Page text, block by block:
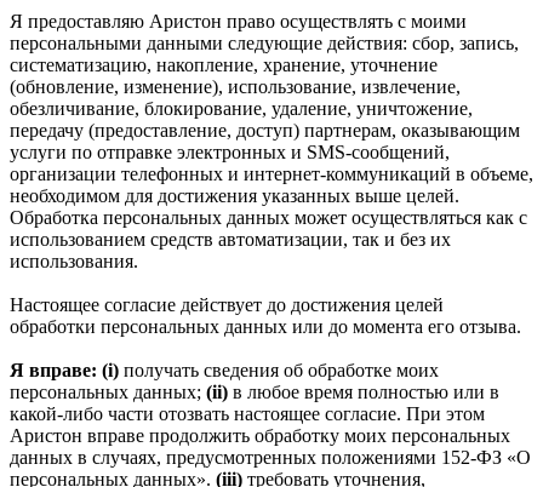
Я предоставляю Аристон право осуществлять с моими
персональными данными следующие действия: сбор, запись,
систематизацию, накопление, хранение, уточнение
(обновление, изменение), использование, извлечение,
обезличивание, блокирование, удаление, уничтожение,
передачу (предоставление, доступ) партнерам, оказывающим
услуги по отправке электронных и SMS‑сообщений,
организации телефонных и интернет‑коммуникаций в объеме,
необходимом для достижения указанных выше целей.
Обработка персональных данных может осуществляться как с
использованием средств автоматизации, так и без их
использования.
Настоящее согласие действует до достижения целей
обработки персональных данных или до момента его отзыва.
Я вправе: (i) получать сведения об обработке моих
персональных данных; (ii) в любое время полностью или в
какой-либо части отозвать настоящее согласие. При этом
Аристон вправе продолжить обработку моих персональных
данных в случаях, предусмотренных положениями 152-ФЗ «О
персональных данных». (iii) требовать уточнения,